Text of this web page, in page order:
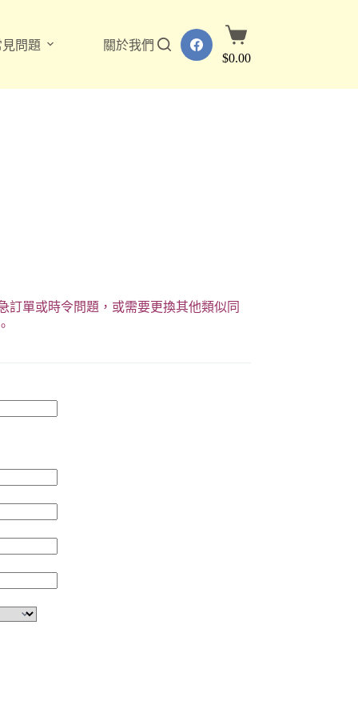
見問題 關於我們
購
物
$0.00
訂單或時令問題，或需要更換其他類似同